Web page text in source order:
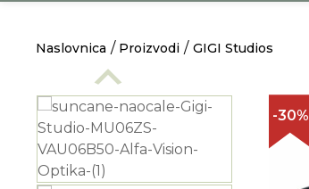
Naslovnica Proizvodi GIGI Studios
-30%